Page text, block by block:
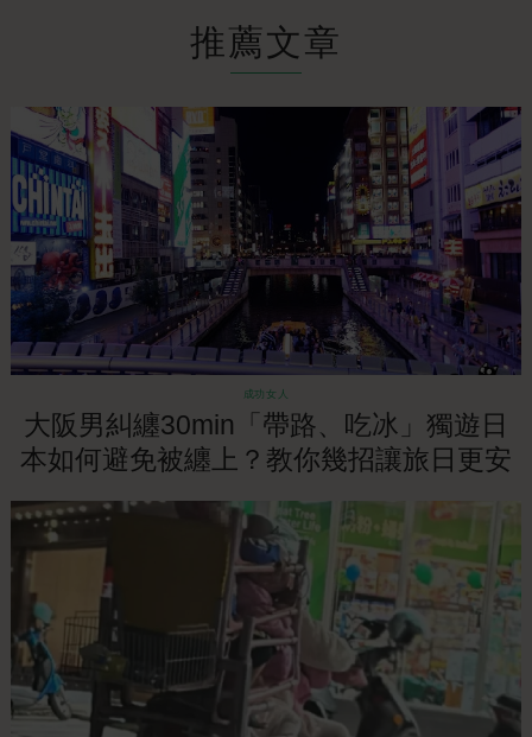
推薦文章
成功女人
大阪男糾纏30min「帶路、吃冰」獨遊日
本如何避免被纏上？教你幾招讓旅日更安
全！